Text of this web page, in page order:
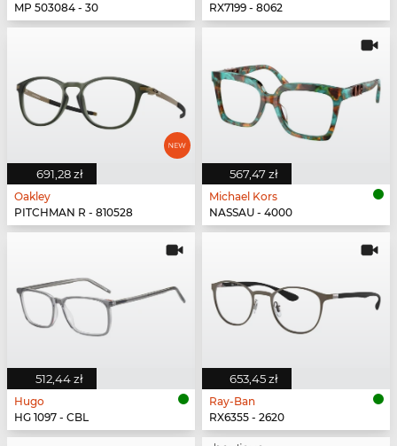
MP 503084 - 30
RX7199 - 8062
691,28 zł
Oakley
PITCHMAN R - 810528
567,47 zł
Michael Kors
NASSAU - 4000
512,44 zł
Hugo
HG 1097 - CBL
653,45 zł
Ray-Ban
RX6355 - 2620